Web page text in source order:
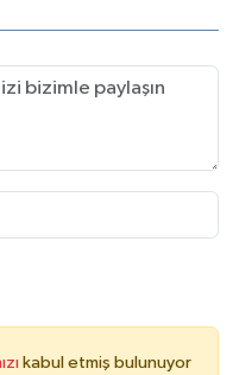
kabul etmiş bulunuyor